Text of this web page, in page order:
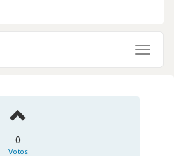
Toggle
0
Votos